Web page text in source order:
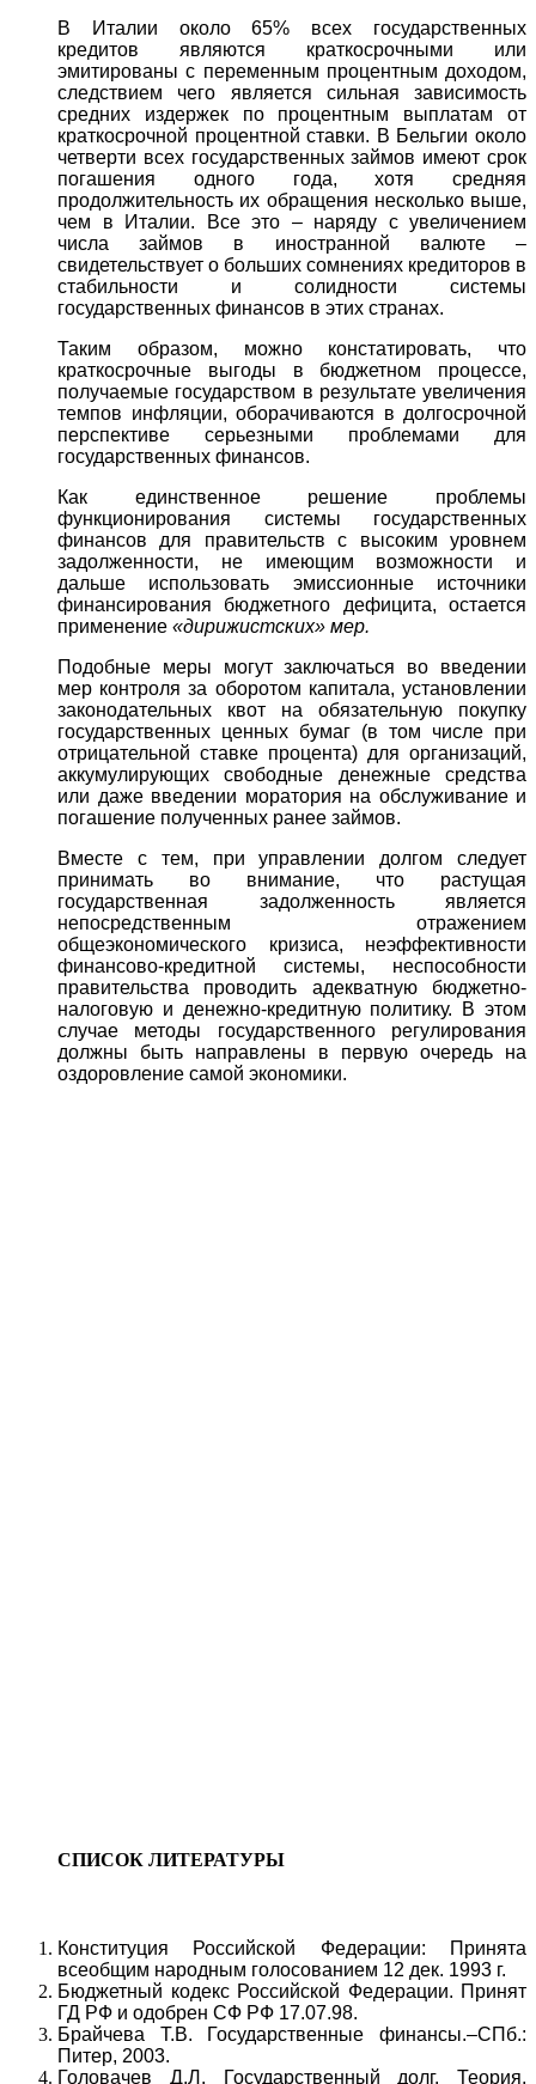
В Италии около 65% всех государственных
кредитов являются краткосрочными или
эмитированы с переменным процентным доходом,
следствием чего является сильная зависимость
средних издержек по процентным выплатам от
краткосрочной процентной ставки. В Бельгии около
четверти всех государственных займов имеют срок
погашения одного года, хотя средняя
продолжительность их обращения несколько выше,
чем в Италии. Все это – наряду с увеличением
числа займов в иностранной валюте –
свидетельствует о больших сомнениях кредиторов в
стабильности и солидности системы
государственных финансов в этих странах.
Таким образом, можно констатировать, что
краткосрочные выгоды в бюджетном процессе,
получаемые государством в результате увеличения
темпов инфляции, оборачиваются в долгосрочной
перспективе серьезными проблемами для
государственных финансов.
Как единственное решение проблемы
функционирования системы государственных
финансов для правительств с высоким уровнем
задолженности, не имеющим возможности и
дальше использовать эмиссионные источники
финансирования бюджетного дефицита, остается
применение «дирижистских» мер.
Подобные меры могут заключаться во введении
мер контроля за оборотом капитала, установлении
законодательных квот на обязательную покупку
государственных ценных бумаг (в том числе при
отрицательной ставке процента) для организаций,
аккумулирующих свободные денежные средства
или даже введении моратория на обслуживание и
погашение полученных ранее займов.
Вместе с тем, при управлении долгом следует
принимать во внимание, что растущая
государственная задолженность является
непосредственным отражением
общеэкономического кризиса, неэффективности
финансово-кредитной системы, неспособности
правительства проводить адекватную бюджетно-
налоговую и денежно-кредитную политику. В этом
случае методы государственного регулирования
должны быть направлены в первую очередь на
оздоровление самой экономики.
СПИСОК ЛИТЕРАТУРЫ
Конституция Российской Федерации: Принята
всеобщим народным голосованием 12 дек. 1993 г.
Бюджетный кодекс Российской Федерации. Принят
ГД РФ и одобрен СФ РФ 17.07.98.
Брайчева Т.В. Государственные финансы.–СПб.:
Питер, 2003.
Головачев Д.Л. Государственный долг. Теория,